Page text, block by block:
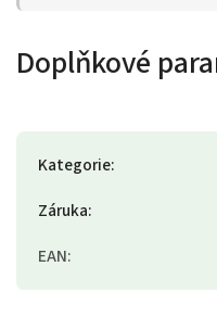
Doplňkové
Kategorie:
Záruka:
EAN: